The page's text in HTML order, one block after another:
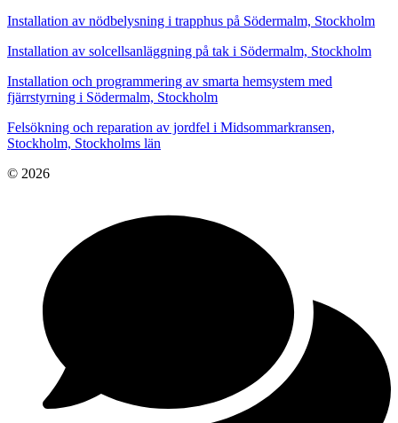
Installation av nödbelysning i trapphus på Södermalm, Stockholm
Installation av solcellsanläggning på tak i Södermalm, Stockholm
Installation och programmering av smarta hemsystem med
fjärrstyrning i Södermalm, Stockholm
Felsökning och reparation av jordfel i Midsommarkransen,
Stockholm, Stockholms län
© 2026